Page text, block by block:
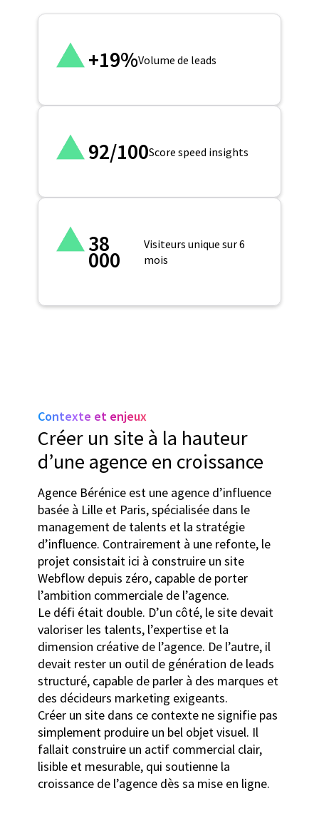
+19%Volume de leads
92/100Score speed insights
38
000
Visiteurs unique sur 6
mois
Contexte et enjeux
Créer un site à la hauteur
d’une agence en croissance
Agence Bérénice est une agence d’influence
basée à Lille et Paris, spécialisée dans le
management de talents et la stratégie
d’influence. Contrairement à une refonte, le
projet consistait ici à construire un site
Webflow depuis zéro, capable de porter
l’ambition commerciale de l’agence.
Le défi était double. D’un côté, le site devait
valoriser les talents, l’expertise et la
dimension créative de l’agence. De l’autre, il
devait rester un outil de génération de leads
structuré, capable de parler à des marques et
des décideurs marketing exigeants.
Créer un site dans ce contexte ne signifie pas
simplement produire un bel objet visuel. Il
fallait construire un actif commercial clair,
lisible et mesurable, qui soutienne la
croissance de l’agence dès sa mise en ligne.